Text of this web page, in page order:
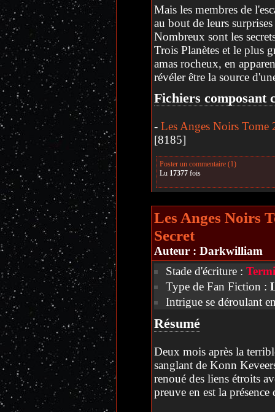
Mais les membres de
au bout de leurs
Nombreux sont les
Trois Planètes et le plus
amas rocheux, en
révéler être la source
Fichiers composant
- Les Anges Noirs Tome
[8185]
Poster un commentaire (1)
Lu 17377fois
Les Anges Noirs
Secret
Auteur : Darkwilliam
Stade d'écriture :
Type de Fan Fiction :
Intrigue se déroulant
Résumé
Deux mois après la
sanglant de Konn
renoué des liens étroits
preuve en est la